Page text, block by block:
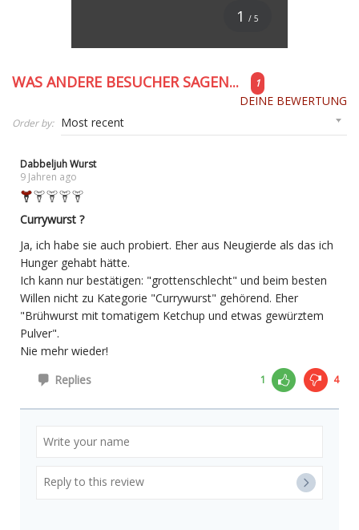
1 / 5
WAS ANDERE BESUCHER SAGEN... 1
DEINE BEWERTUNG
Order by:
Dabbeljuh Wurst
9 Jahren ago
Currywurst ?
Ja, ich habe sie auch probiert. Eher aus Neugierde als das ich
Hunger gehabt hätte.
Ich kann nur bestätigen: "grottenschlecht" und beim besten
Willen nicht zu Kategorie "Currywurst" gehörend. Eher
"Brühwurst mit tomatigem Ketchup und etwas gewürztem
Pulver".
Nie mehr wieder!
Replies
1 4